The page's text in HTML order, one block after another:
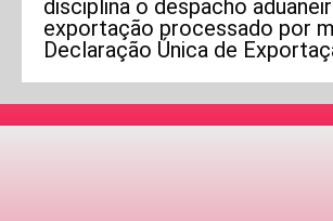
disciplina o despacho
exportação processado por
Declaração Única de